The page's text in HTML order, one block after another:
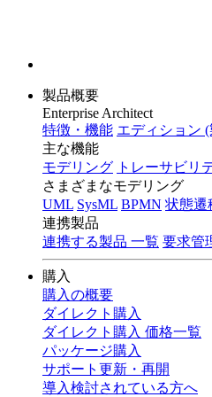
製品概要
Enterprise Architect
特徴・機能 エディション
主な機能
モデリング トレーサビリ
さまざまなモデリング
UML SysML BPMN 状態遷
連携製品
連携する製品 一覧 要求管
購入
購入の概要
ダイレクト購入
ダイレクト購入 価格一覧
パッケージ購入
サポート更新・再開
導入検討されている方へ